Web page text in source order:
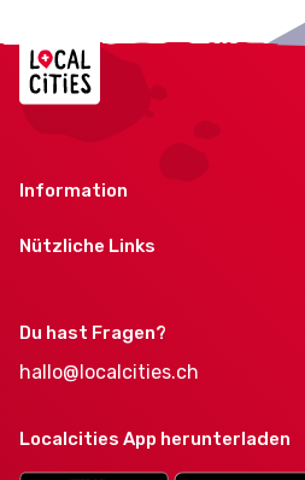
Information
Nützliche Links
Du hast Fragen?
hallo@localcities.ch
Localcities App herunterladen